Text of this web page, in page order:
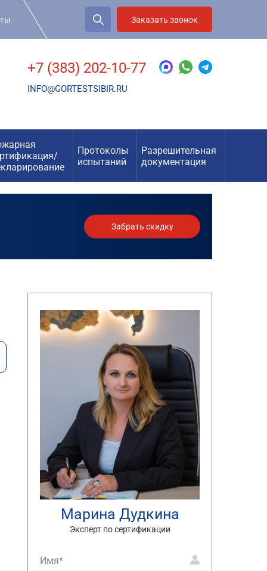
Заказать звонок
+7 (383) 202-10-77
INFO@GORTESTSIBIR.RU
Протоколы
испытаний
Разрешительная
документация
Забрать скидку
Марина Дудкина
Эксперт по сертификации